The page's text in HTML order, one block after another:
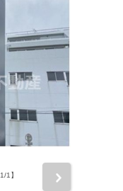
1/1】